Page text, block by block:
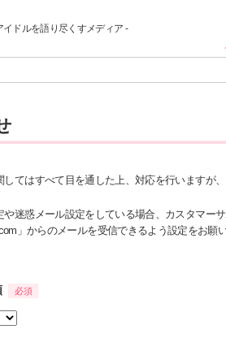
ドルを語り尽くすメディア -
してはすべて目を通した上、対応を行いますが
や迷惑メール設定をしている場合、カスタマー
」からのメールを受信できるよう設定をお願
必須